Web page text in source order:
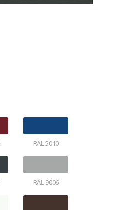
RAL 5010
RAL 9006